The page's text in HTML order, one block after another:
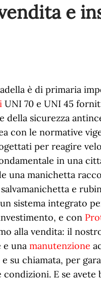
e
è di primaria
UNI 70 e UNI 45
della sicurezza
con le normative
per reagire
in una
una manichetta
e
sistema integrato
e con
alla vendita: il
e unamanutenzione
su chiamata, per
E se